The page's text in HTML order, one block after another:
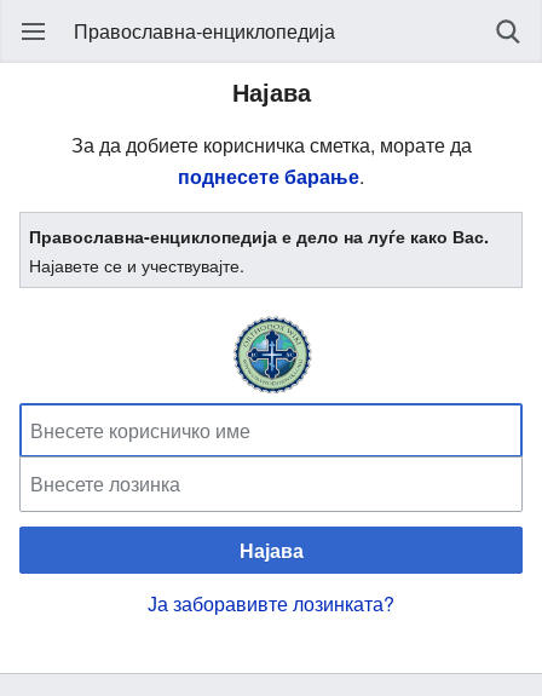
Православна-енциклопедија
Најава
За да добиете корисничка сметка, морате да
поднесете барање.
Православна-енциклопедија е дело на луѓе како Вас.
Најавете се и учествувајте.
Најава
Ја заборавивте лозинката?